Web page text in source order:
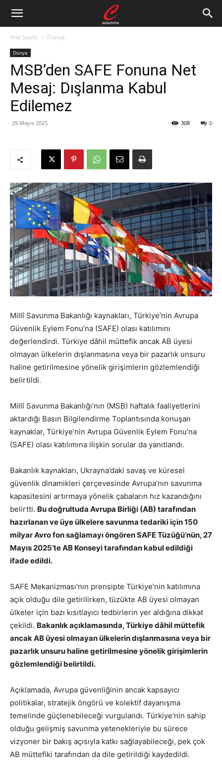
Ana Sayfa Dünya
Dünya
MSB’den SAFE Fonuna Net
Mesaj: Dışlanma Kabul
Edilemez
29 Mayıs 2025 0
308
Millî Savunma Bakanlığı kaynakları, Türkiye’nin Avrupa
Güvenlik Eylem Fonu’na (SAFE) olası katılımını
değerlendirdi. Türkiye dâhil müttefik ancak AB üyesi
olmayan ülkelerin dışlanmasına veya bir pazarlık unsuru
haline getirilmesine yönelik girişimlerin gözlemlendiği
belirtildi.
Millî Savunma Bakanlığı’nın (MSB) haftalık faaliyetlerini
aktardığı Basın Bilgilendirme Toplantısında konuşan
kaynaklar, Türkiye’nin Avrupa Güvenlik Eylem Fonu’na
(SAFE) olası katılımına ilişkin sorular da yanıtlandı.
Bakanlık kaynakları, Ukrayna’daki savaş ve küresel
güvenlik dinamikleri çerçevesinde Avrupa’nın savunma
kapasitesini artırmaya yönelik çabaların hız kazandığını
belirtti. Bu doğrultuda Avrupa Birliği (AB) tarafından
hazırlanan ve üye ülkelere savunma tedariki için 150
milyar Avro fon sağlamayı öngören SAFE Tüzüğü’nün, 27
Mayıs 2025’te AB Konseyi tarafından kabul edildiği
ifade edildi.
SAFE Mekanizması’nın prensipte Türkiye’nin katılımına
açık olduğu dile getirilirken, tüzükte AB üyesi olmayan
ülkeler için bazı kısıtlayıcı tedbirlerin yer aldığına dikkat
çekildi. Bakanlık açıklamasında, Türkiye dâhil müttefik
ancak AB üyesi olmayan ülkelerin dışlanmasına veya bir
pazarlık unsuru haline getirilmesine yönelik girişimlerin
gözlemlendiği belirtildi.
Açıklamada, Avrupa güvenliğinin ancak kapsayıcı
politikalar, stratejik öngörü ve kolektif dayanışma
temelinde güçlenebileceği vurgulandı. Türkiye’nin sahip
olduğu gelişmiş savunma yetenekleriyle bu sürece
vizyoner bir bakış açısıyla katkı sağlayabileceği, pek çok
AB müttefiki tarafından da dile getirildiği kaydedildi.